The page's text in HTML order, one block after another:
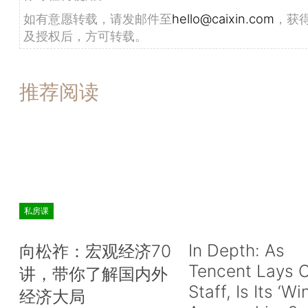
如有意愿转载，请发邮件至hello@caixin.com ，获
及授权后，方可转载。
推荐阅读
私房课
向松祚：宏观经济70
讲，带你了解国内外
经济大局
In Depth: As
Tencent Lays
Staff, Is Its